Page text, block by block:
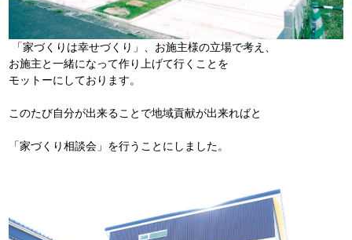
「家づくりは幸せづくり」、お施主様の立場で考え、
お施主と一緒になって作り上げて行くことを
モットーにしております。
このたび自分が出来ることで地域貢献が出来ればと
「家づくり相談会」を行うことにしました。